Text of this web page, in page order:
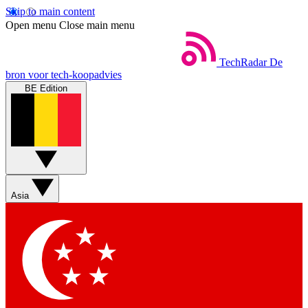
Skip to main content
Open menu Close main menu
TechRadar De
bron voor tech-koopadvies
BE Edition
Asia